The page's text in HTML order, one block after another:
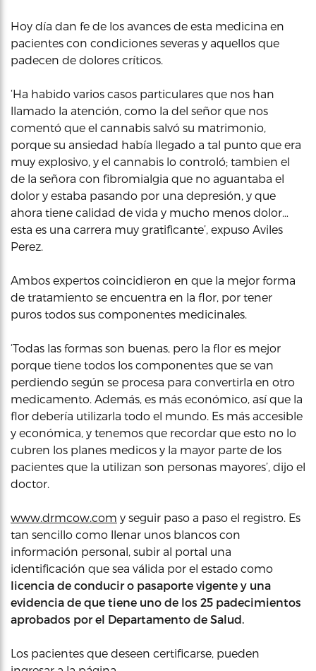
Hoy día dan fe de los avances de esta medicina en
pacientes con condiciones severas y aquellos que
padecen de dolores críticos.
‘Ha habido varios casos particulares que nos han
llamado la atención, como la del señor que nos
comentó que el cannabis salvó su matrimonio,
porque su ansiedad había llegado a tal punto que era
muy explosivo, y el cannabis lo controló; tambien el
de la señora con fibromialgia que no aguantaba el
dolor y estaba pasando por una depresión, y que
ahora tiene calidad de vida y mucho menos dolor…
esta es una carrera muy gratificante’, expuso Aviles
Perez.
Ambos expertos coincidieron en que la mejor forma
de tratamiento se encuentra en la flor, por tener
puros todos sus componentes medicinales.
‘Todas las formas son buenas, pero la flor es mejor
porque tiene todos los componentes que se van
perdiendo según se procesa para convertirla en otro
medicamento. Además, es más económico, así que la
flor debería utilizarla todo el mundo. Es más accesible
y económica, y tenemos que recordar que esto no lo
cubren los planes medicos y la mayor parte de los
pacientes que la utilizan son personas mayores’, dijo el
doctor.
www.drmcow.com y seguir paso a paso el registro. Es
tan sencillo como llenar unos blancos con
información personal, subir al portal una
identificación que sea válida por el estado como
licencia de conducir o pasaporte vigente y una
evidencia de que tiene uno de los 25 padecimientos
aprobados por el Departamento de Salud.
Los pacientes que deseen certificarse, pueden